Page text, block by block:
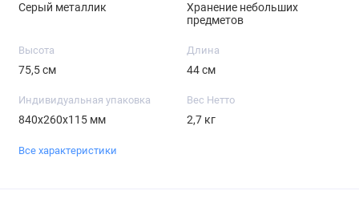
Серый металлик
Хранение небольших
предметов
Высота
75,5 см
Длина
44 см
Индивидуальная упаковка
840х260х115 мм
Вес Нетто
2,7 кг
Все характеристики